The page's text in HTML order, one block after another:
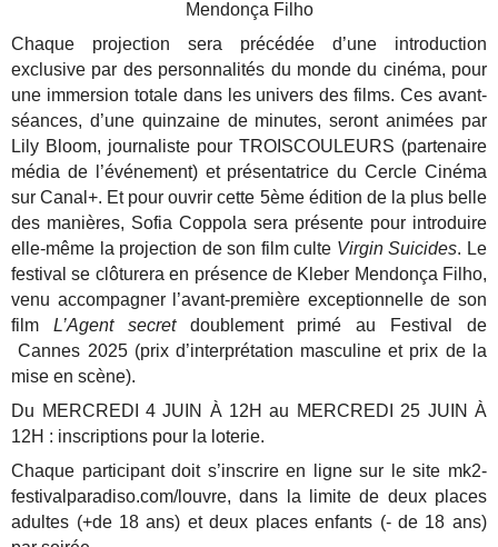
Mendonça Filho
Chaque projection sera précédée d’une introduction
exclusive par des personnalités du monde du cinéma, pour
une immersion totale dans les univers des films. Ces avant-
séances, d’une quinzaine de minutes, seront animées par
Lily Bloom, journaliste pour TROISCOULEURS (partenaire
média de l’événement) et présentatrice du Cercle Cinéma
sur Canal+. Et pour ouvrir cette 5ème édition de la plus belle
des manières, Sofia Coppola sera présente pour introduire
elle-même la projection de son film culte Virgin Suicides. Le
festival se clôturera en présence de Kleber Mendonça Filho,
venu accompagner l’avant-première exceptionnelle de son
film L’Agent secretdoublement primé au Festival de
Cannes 2025 (prix d’interprétation masculine et prix de la
mise en scène).
Du MERCREDI 4 JUIN À 12H au MERCREDI 25 JUIN À
12H : inscriptions pour la loterie.
Chaque participant doit s’inscrire en ligne sur le site mk2-
festivalparadiso.com/louvre, dans la limite de deux places
adultes (+de 18 ans) et deux places enfants (- de 18 ans)